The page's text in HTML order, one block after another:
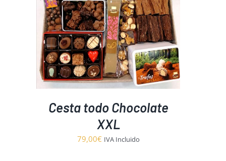
Cesta todo Chocolate
XXL
79,00€ IVA Incluido